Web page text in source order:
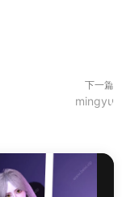
下一篇
mingyu